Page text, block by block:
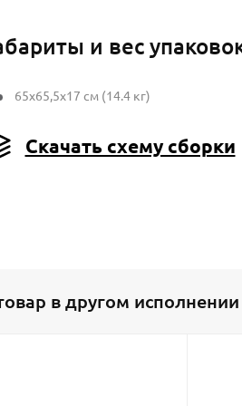
и вес
65x65,5x17 см (14.4 кг)
Скачать схему сборки
в другом исполнении